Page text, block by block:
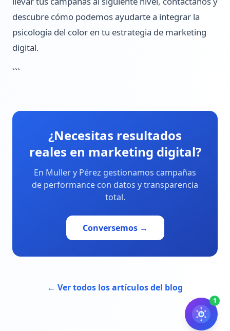
descubre cómo podemos ayudarte a integrar la
psicología del color en tu estrategia de marketing
digital.
```
¿Necesitas resultados
reales en marketing digital?
En Muller y Pérez gestionamos campañas
de performance con datos y transparencia
total.
Conversemos →
← Ver todos los artículos del blog
1